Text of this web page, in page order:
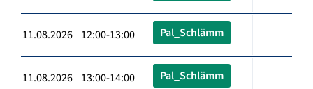
11.08.2026 12:00-13:00 Pal_Schlämm
11.08.2026 13:00-14:00 Pal_Schlämm